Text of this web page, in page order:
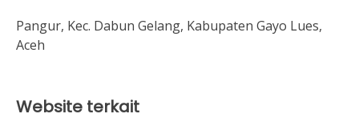
Pangur, Kec. Dabun Gelang, Kabupaten Gayo Lues,
Aceh
Website terkait